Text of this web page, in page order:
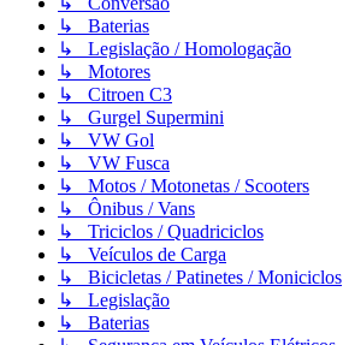
↳ Baterias
↳ Legislação / Homologação
↳ Motores
↳ Citroen C3
↳ Gurgel Supermini
↳ VW Gol
↳ VW Fusca
↳ Motos / Motonetas / Scooters
↳ Ônibus / Vans
↳ Triciclos / Quadriciclos
↳ Veículos de Carga
↳ Bicicletas / Patinetes / Moniciclos
↳ Legislação
↳ Baterias